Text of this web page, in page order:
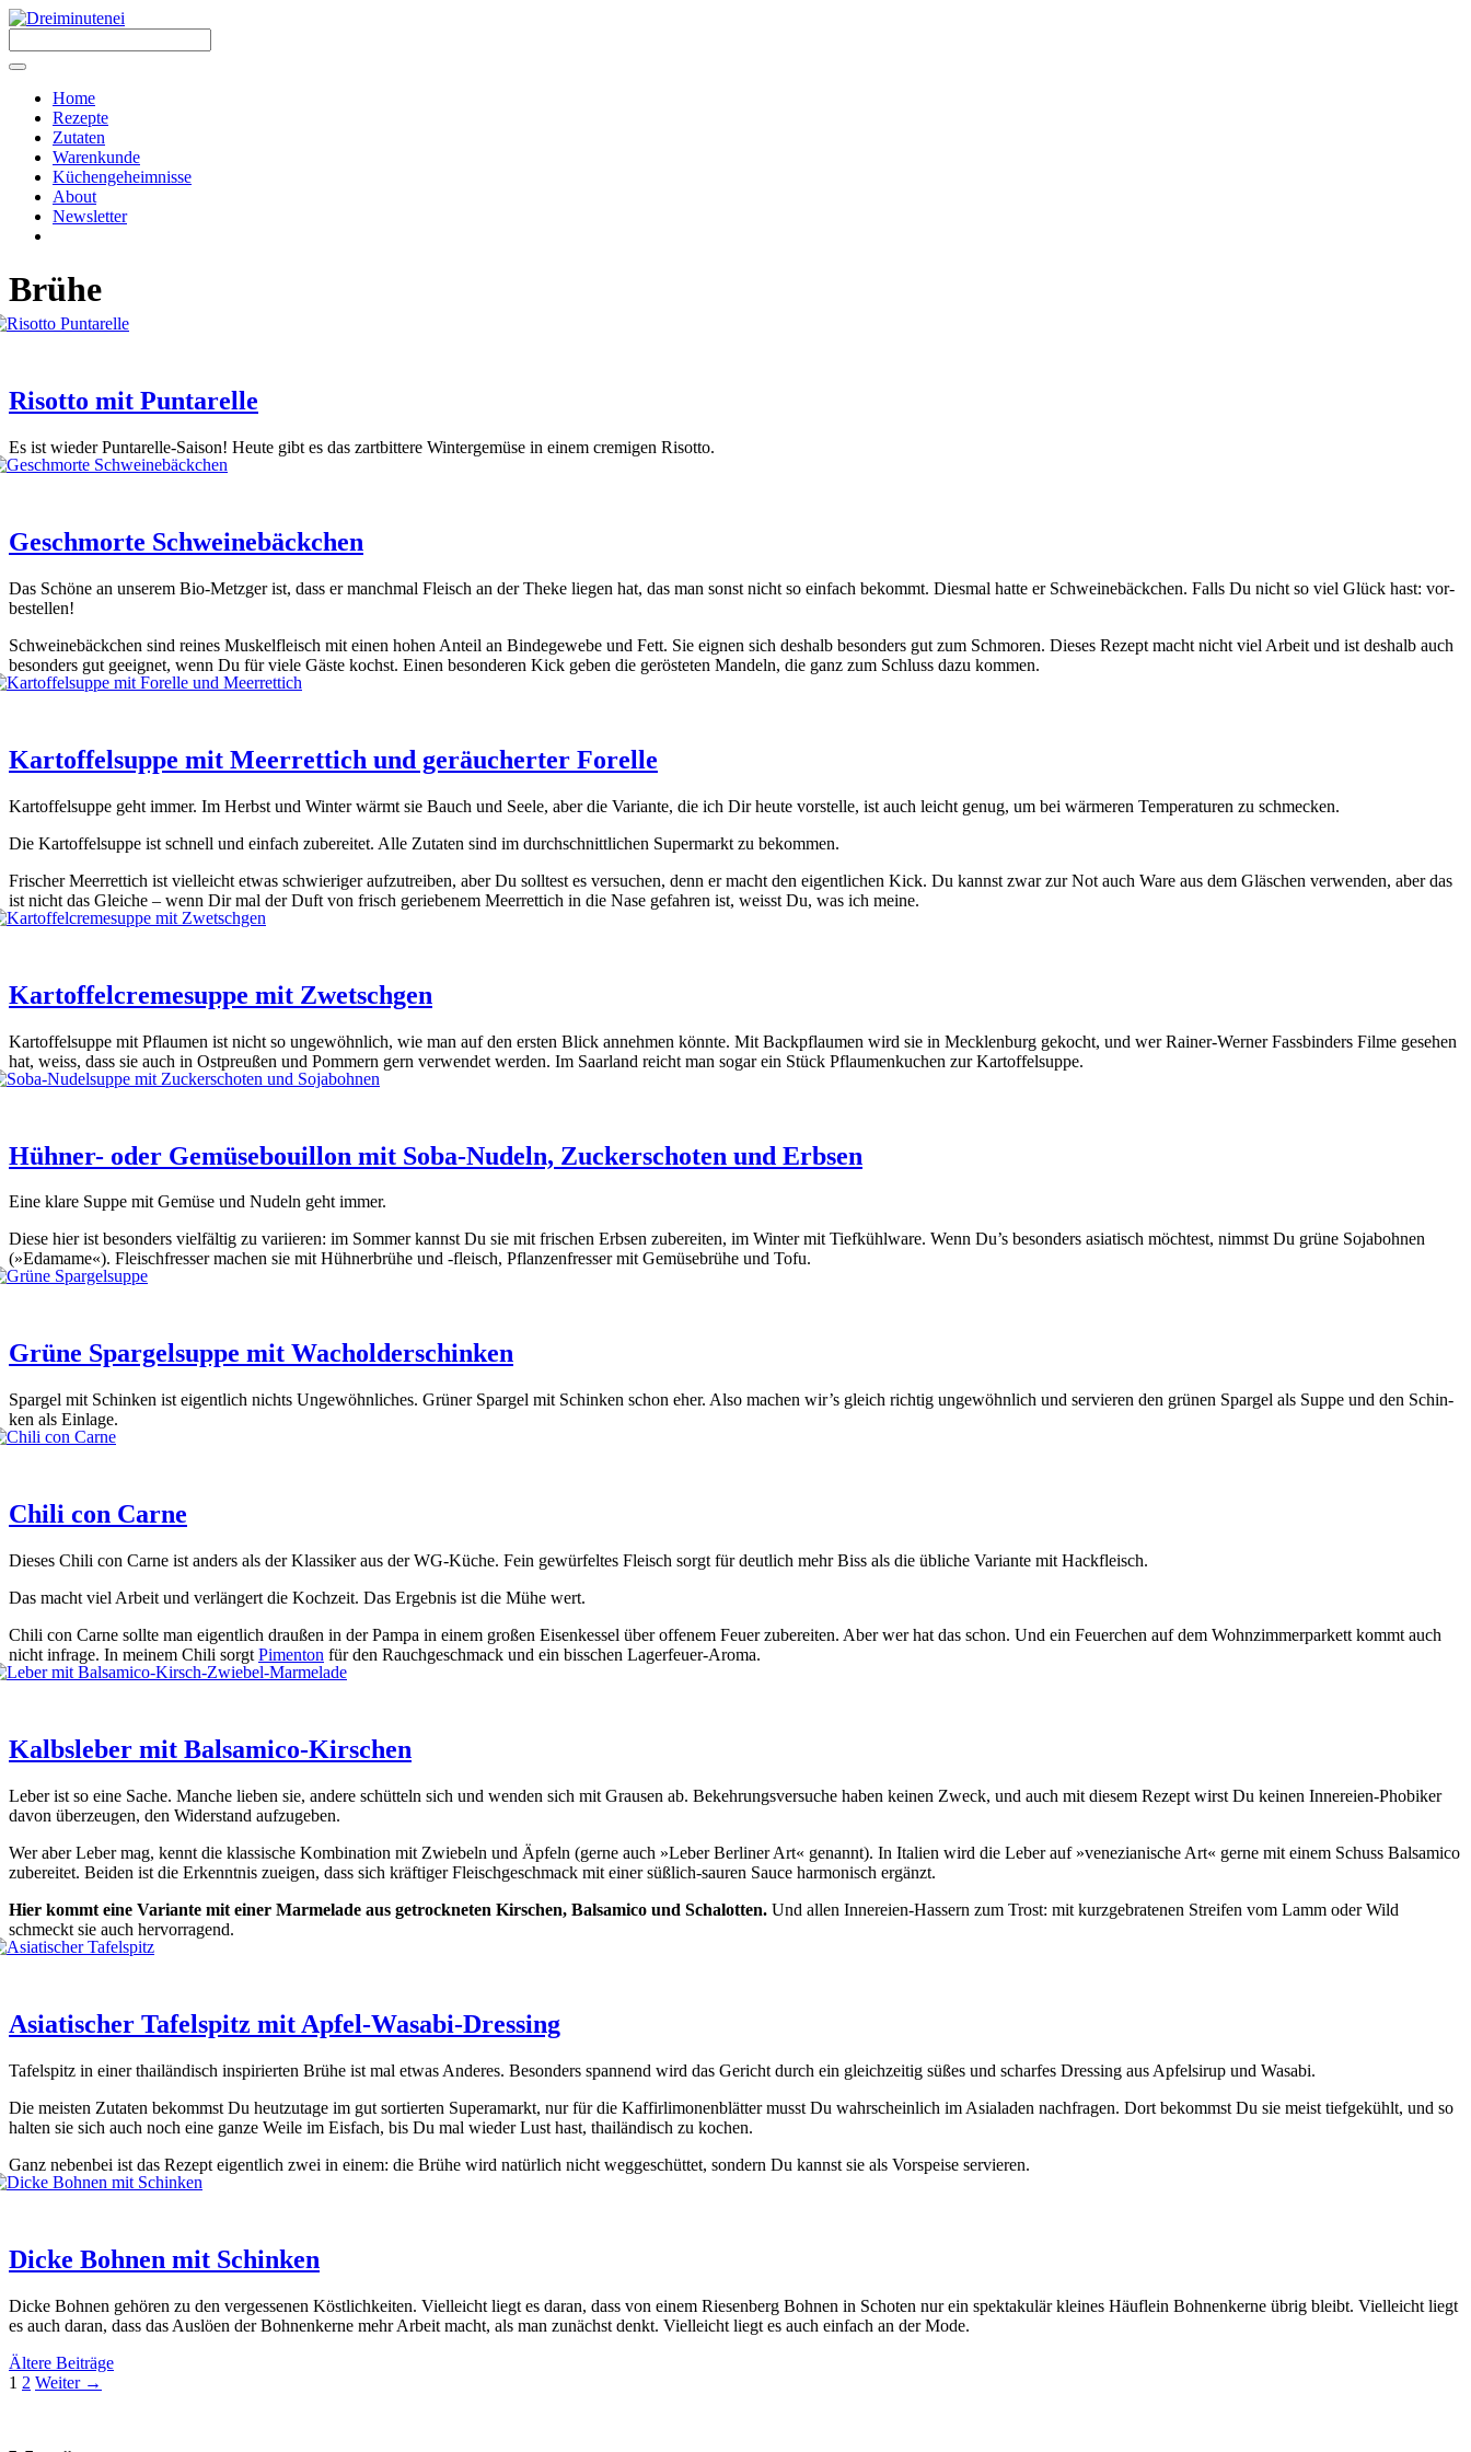
Zum
springen
Menü
Home
Rezepte
Zutaten
Warenkunde
Küchengeheimnisse
About
Newsletter
Brühe
Risotto mit Puntarelle
Es ist wie­der Pun­t­ar­el­le-Sai­son! Heu­te gibt es das zart­bit­te­re Win­ter­ge­mü­se in einem cre­mi­gen Risot­to.
Geschmorte Schweinebäckchen
Das Schö­ne an unse­rem Bio-Metz­ger ist, dass er manch­mal Fleisch an der The­ke lie­gen hat, das man sonst nicht so ein­fach bekommt. Dies­mal hat­te er Schwei­ne­bäck­chen. Falls Du nicht so viel Glück hast: vor­
be­stel­len!
Schwei­ne­bäck­chen sind rei­nes Mus­kel­fleisch mit einen hohen Anteil an Bin­de­ge­we­be und Fett. Sie eig­nen sich des­halb beson­ders gut zum Schmo­ren. Die­ses Rezept macht nicht viel Arbeit und ist des­halb auch
beson­ders gut geeig­net, wenn Du für vie­le Gäs­te kochst. Einen beson­de­ren Kick geben die gerös­te­ten Man­deln, die ganz zum Schluss dazu kom­men.
Kartoffelsuppe mit Meerrettich und geräucherter Forelle
Kar­tof­fel­sup­pe geht immer. Im Herbst und Win­ter wärmt sie Bauch und See­le, aber die Vari­an­te, die ich Dir heu­te vor­stel­le, ist auch leicht genug, um bei wär­me­ren Tem­pe­ra­tu­ren zu schme­cken.
Die Kar­tof­fel­sup­pe ist schnell und ein­fach zube­rei­tet. Alle Zuta­ten sind im durch­schnitt­li­chen Super­markt zu bekom­men.
Fri­scher Meer­ret­tich ist viel­leicht etwas schwie­ri­ger auf­zu­trei­ben, aber Du soll­test es ver­su­chen, denn er macht den eigent­li­chen Kick. Du kannst zwar zur Not auch Ware aus dem Gläs­chen ver­wen­den, aber das
ist nicht das Glei­che – wenn Dir mal der Duft von frisch gerie­be­nem Meer­ret­tich in die Nase gefah­ren ist, weisst Du, was ich mei­ne.
Kartoffelcremesuppe mit Zwetschgen
Kar­tof­fel­sup­pe mit Pflau­men ist nicht so unge­wöhn­lich, wie man auf den ers­ten Blick anneh­men könn­te. Mit Back­pflau­men wird sie in Meck­len­burg gekocht, und wer Rai­ner-Wer­ner Fass­bin­ders Fil­me gese­hen
hat, weiss, dass sie auch in Ost­preu­ßen und Pom­mern gern ver­wen­det wer­den. Im Saar­land reicht man sogar ein Stück Pflau­men­ku­chen zur Kar­tof­fel­sup­pe.
Hühner- oder Gemüsebouillon mit Soba-Nudeln, Zuckerschoten und Erbsen
Eine kla­re Sup­pe mit Gemü­se und Nudeln geht immer.
Die­se hier ist beson­ders viel­fäl­tig zu vari­ie­ren: im Som­mer kannst Du sie mit fri­schen Erb­sen zube­rei­ten, im Win­ter mit Tief­kühl­wa­re. Wenn Du’s beson­ders asia­tisch möch­test, nimmst Du grü­ne Soja­boh­nen
(»Eda­ma­me«). Fleisch­fres­ser machen sie mit Hüh­ner­brü­he und ‑fleisch, Pflan­zen­fres­ser mit Gemü­se­brü­he und Tofu.
Grüne Spargelsuppe mit Wacholderschinken
Spar­gel mit Schin­ken ist eigent­lich nichts Unge­wöhn­li­ches. Grü­ner Spar­gel mit Schin­ken schon eher. Also machen wir’s gleich rich­tig unge­wöhn­lich und ser­vie­ren den grü­nen Spar­gel als Sup­pe und den Schin­
ken als Ein­la­ge.
Chili con Carne
Die­ses Chi­li con Car­ne ist anders als der Klas­si­ker aus der WG-Küche. Fein gewür­fel­tes Fleisch sorgt für deut­lich mehr Biss als die übli­che Vari­an­te mit Hack­fleisch.
Das macht viel Arbeit und ver­län­gert die Koch­zeit. Das Ergeb­nis ist die Mühe wert.
Chi­li con Car­ne soll­te man eigent­lich drau­ßen in der Pam­pa in einem gro­ßen Eisen­kes­sel über offe­nem Feu­er zube­rei­ten. Aber wer hat das schon. Und ein Feu­er­chen auf dem Wohn­zim­mer­par­kett kommt auch
nicht infra­ge. In mei­nem Chi­li sorgt Pimen­ton für den Rauch­ge­schmack und ein biss­chen Lager­feu­er-Aro­ma.
Kalbsleber mit Balsamico-Kirschen
Leber ist so eine Sache. Man­che lie­ben sie, ande­re schüt­teln sich und wen­den sich mit Grau­sen ab. Bekeh­rungs­ver­su­che haben kei­nen Zweck, und auch mit die­sem Rezept wirst Du kei­nen Inne­rei­en-Pho­bi­ker
davon über­zeu­gen, den Wider­stand auf­zu­ge­ben.
Wer aber Leber mag, kennt die klas­si­sche Kom­bi­na­ti­on mit Zwie­beln und Äpfeln (ger­ne auch »Leber Ber­li­ner Art« genannt). In Ita­li­en wird die Leber auf »vene­zia­ni­sche Art« ger­ne mit einem Schuss Bal­sa­mi­co
zube­rei­tet. Bei­den ist die Erkennt­nis zuei­gen, dass sich kräf­ti­ger Fleisch­ge­schmack mit einer süß­lich-sau­ren Sau­ce har­mo­nisch ergänzt.
Hier kommt eine Vari­an­te mit einer Mar­me­la­de aus getrock­ne­ten Kir­schen, Bal­sa­mi­co und Scha­lot­ten. Und allen Inne­rei­en-Has­sern zum Trost: mit kurz­ge­bra­te­nen Strei­fen vom Lamm oder Wild
schmeckt sie auch her­vor­ra­gend.
Asiatischer Tafelspitz mit Apfel-Wasabi-Dressing
Tafel­spitz in einer thai­län­disch inspi­rier­ten Brü­he ist mal etwas Ande­res. Beson­ders span­nend wird das Gericht durch ein gleich­zei­tig süßes und schar­fes Dres­sing aus Apfel­si­rup und Wasa­bi.
Die meis­ten Zuta­ten bekommst Du heut­zu­ta­ge im gut sor­tier­ten Super­a­markt, nur für die Kaf­fir­li­mo­nen­blät­ter musst Du wahr­schein­lich im Asi­al­aden nach­fra­gen. Dort bekommst Du sie meist tief­ge­kühlt, und so
hal­ten sie sich auch noch eine gan­ze Wei­le im Eis­fach, bis Du mal wie­der Lust hast, thai­län­disch zu kochen.
Ganz neben­bei ist das Rezept eigent­lich zwei in einem: die Brü­he wird natür­lich nicht weg­ge­schüt­tet, son­dern Du kannst sie als Vor­spei­se ser­vie­ren.
Dicke Bohnen mit Schinken
Dicke Boh­nen gehö­ren zu den ver­ges­se­nen Köst­lich­kei­ten. Viel­leicht liegt es dar­an, dass von einem Rie­sen­berg Boh­nen in Scho­ten nur ein spek­ta­ku­lär klei­nes Häuf­lein Boh­nen­ker­ne übrig bleibt. Viel­leicht liegt
es auch dar­an, dass das Aus­lö­en der Boh­nen­ker­ne mehr Arbeit macht, als man zunächst denkt. Viel­leicht liegt es auch ein­fach an der Mode.
Ältere Beiträge
Seite
1 Seite
2 Weiter →